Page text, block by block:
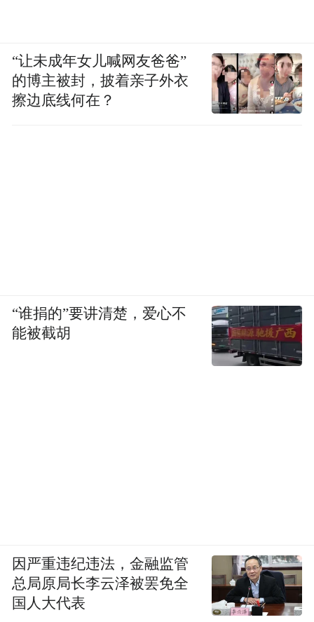
“让未成年女儿喊网友爸爸”
的博主被封，披着亲子外衣
擦边底线何在？
“谁捐的”要讲清楚，爱心不
能被截胡
因严重违纪违法，金融监管
总局原局长李云泽被罢免全
国人大代表